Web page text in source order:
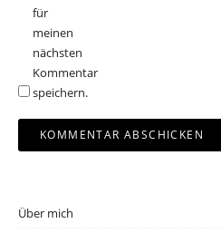
für
meinen
nächsten
Kommentar
speichern.
Über mich